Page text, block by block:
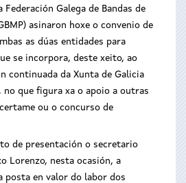
Galega de Bandas de
asinaron hoxe o convenio de
as dúas entidades para
se incorpora, deste xeito, ao
continuada da Xunta de Galicia
no que figura xa o apoio a outras
ou o concurso de
de presentación o secretario
Lorenzo, nesta ocasión, a
posta en valor do labor dos